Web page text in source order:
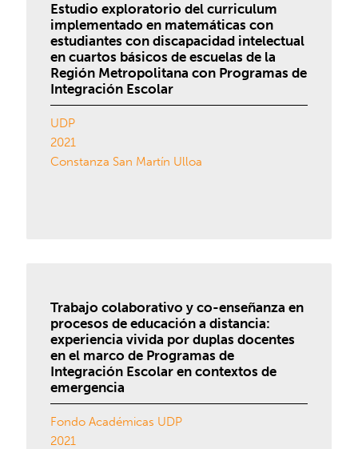
Estudio exploratorio del curriculum
implementado en matemáticas con
estudiantes con discapacidad intelectual
en cuartos básicos de escuelas de la
Región Metropolitana con Programas de
Integración Escolar
UDP
2021
Constanza San Martín Ulloa
Trabajo colaborativo y co-enseñanza en
procesos de educación a distancia:
experiencia vivida por duplas docentes
en el marco de Programas de
Integración Escolar en contextos de
emergencia
Fondo Académicas UDP
2021